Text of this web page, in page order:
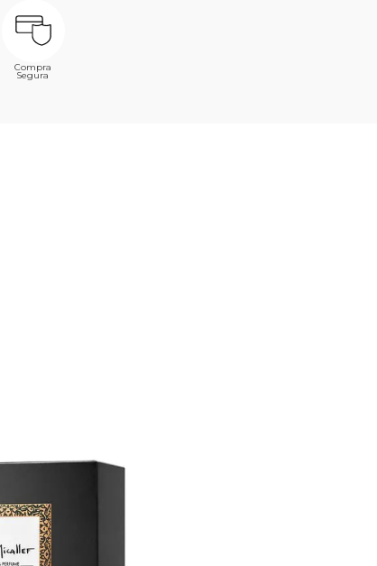
Compra
Segura